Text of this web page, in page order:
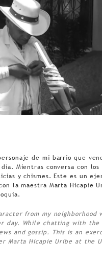
de mi barrio que
Mientras conversa con los
y chismes. Este es un
la maestra Marta Hicapie
from my neighborhood
day. While chatting with the
and gossip. This is an
Marta Hicapie Uribe at the